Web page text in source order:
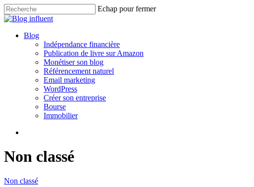
Skip
to
content
Echap pour fermer
Close
search
Menu
Blog
Indépendance financière
Publication de livre sur Amazon
Monétiser son blog
Référencement naturel
Email marketing
WordPress
Créer son entreprise
Bourse
Immobilier
Non classé
Non classé